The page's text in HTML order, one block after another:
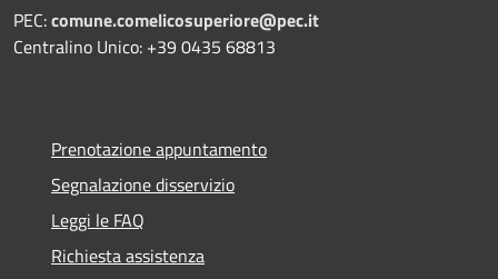
PEC:comune.comelicosuperiore@pec.it
Centralino Unico: +39 0435 68813
Prenotazione appuntamento
Segnalazione disservizio
Leggi le FAQ
Richiesta assistenza